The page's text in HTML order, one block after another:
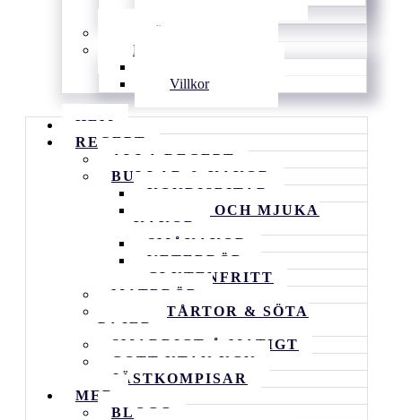
KONTAKT
Villkor
HEM
RECEPT
ALLA RECEPT
BULLAR & KAKOR
KONDISBITAR
RUTOR OCH MJUKA
KAKOR
SMÅKAKOR
VETEBRÖD
GLUTENFRITT
MATBRÖD
GODA TÅRTOR & SÖTA
PAJER
SMARRIGT Å MATIGT
GOTT UTAN UGN
JÄSTKOMPISAR
MER
BLOGG